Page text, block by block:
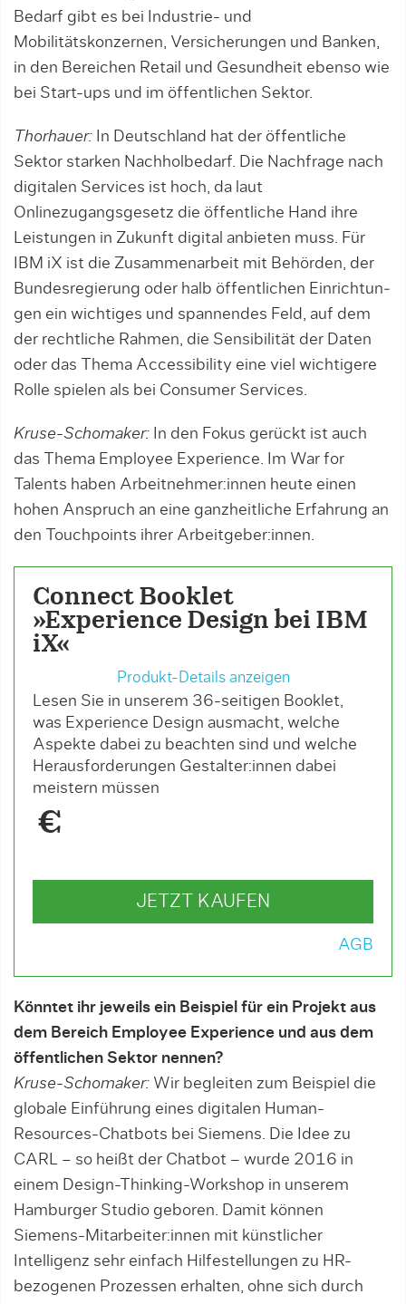
Bedarf gibt es bei Industrie- und
Mobilitätskonzernen, Versicherungen und Banken,
in den Bereichen Retail und Gesundheit ebenso wie
bei Start-ups und im öffentlichen Sektor.
Thorhauer: In Deutschland hat der öffent­liche
Sektor starken Nachholbedarf. Die Nachfrage nach
digitalen Services ist hoch, da laut
Onlinezugangsgesetz die öffentli­che Hand ihre
Leistungen in Zukunft digital anbieten muss. Für
IBM iX ist die Zusam­menarbeit mit Behörden, der
Bundesregie­rung oder halb öffentlichen Einrichtun­
gen ein wichtiges und spannendes Feld, auf dem
der rechtliche Rahmen, die Sensibilität der Daten
oder das Thema Accessibility eine viel wichtigere
Rolle spielen als bei Consumer Services.
Kruse-Schomaker: In den Fokus gerückt ist auch
das Thema Employee Experience. Im War for
Talents haben Arbeitneh­me­r:in­nen heute ei­nen
hohen Anspruch an eine ganz­heitli­che Erfahrung an
den Touchpoints ihrer Arbeitgeber:innen.
Connect Booklet
»Experience Design bei IBM
iX«
Produkt-Details anzeigen
Lesen Sie in unserem 36-seitigen Booklet,
was Experience Design ausmacht, welche
Aspekte dabei zu beachten sind und welche
Herausforderungen Gestalter:innen dabei
meistern müssen
€
JETZT KAUFEN
AGB
Könntet ihr jeweils ein Beispiel für ein Projekt aus
dem Bereich Employee Experience und aus dem
öffentlichen Sektor nennen?
Kruse-Schomaker: Wir begleiten zum Bei­spiel die
globale Einführung eines digita­len Human-
Resources-Chatbots bei Siemens. Die Idee zu
CARL – so heißt der Chatbot – wurde 2016 in
einem Design-Thinking-Work­shop in unserem
Hamburger Studio geboren. Damit können
Siemens-Mit­ar­bei­ter:innen mit künstli­cher
Intelligenz sehr einfach Hilfestellungen zu HR-
bezoge­nen Prozessen erhalten, ohne sich durch